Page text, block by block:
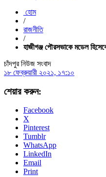
হোম
/
রাজনীতি
/
হাজীগঞ্জ পৌরসভাকে মডেল
চাঁদপুর নিউজ সংবাদ
১৮ ফেব্রুয়ারী ২০২১, ১৭:১০
শেয়ার করুন:
Facebook
X
Pinterest
Tumblr
WhatsApp
LinkedIn
Email
Print